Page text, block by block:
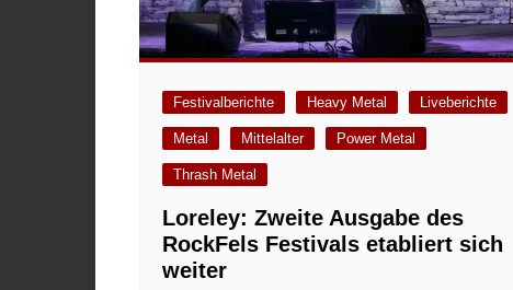
Festivalberichte Heavy Metal Liveberichte
Metal Mittelalter Power Metal
Thrash Metal
Loreley: Zweite Ausgabe des
RockFels Festivals etabliert sich
weiter